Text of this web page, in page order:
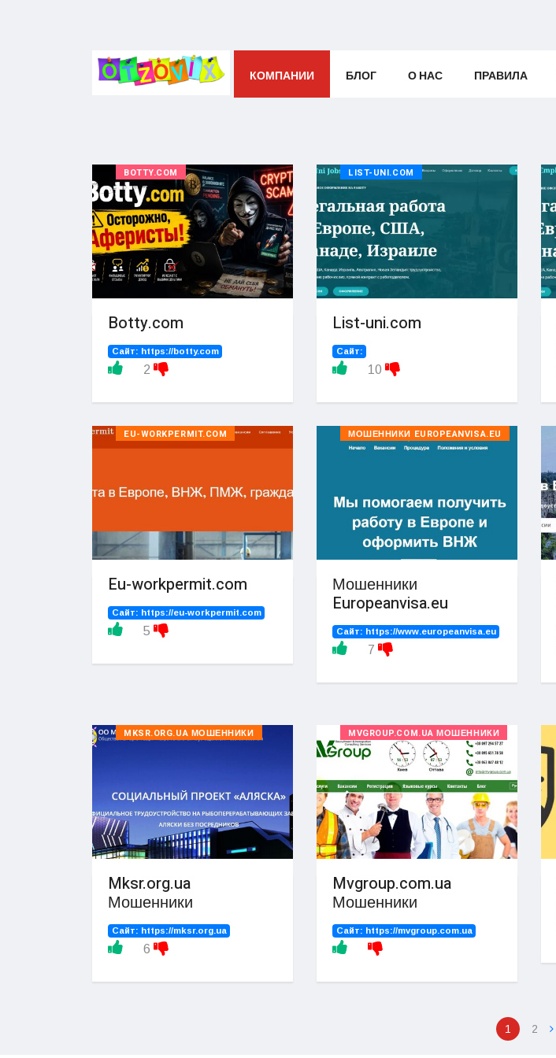
КОМПАНИИ БЛОГ О НАС ПРАВИЛА
BOTTY.COM
Botty.com
Сайт: https://botty.com️
2
LIST-UNI.COM
List-uni.com
Сайт:
10
EU-WORKPERMIT.COM
Eu-workpermit.com
Сайт: https://eu-workpermit.com
5
МОШЕННИКИ EUROPEANVISA.EU
Мошенники
Europeanvisa.eu
Сайт: https://www.europeanvisa.eu
7
MKSR.ORG.UA МОШЕННИКИ
Mksr.org.ua
Мошенники
Сайт: https://mksr.org.ua
6
MVGROUP.COM.UA МОШЕННИКИ
Mvgroup.com.ua
Мошенники
Сайт: https://mvgroup.com.ua
1 2